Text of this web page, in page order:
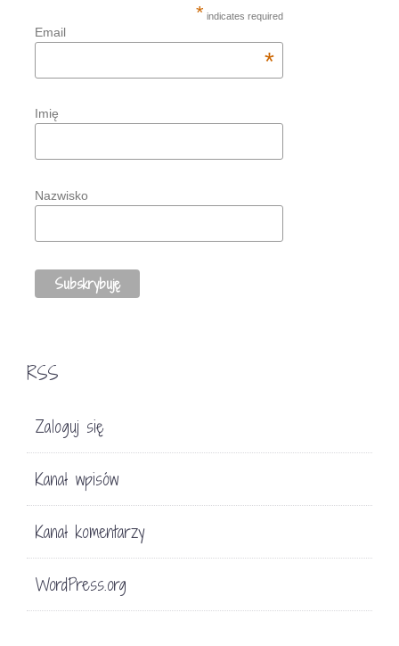
* indicates required
Email
*
Imię
Nazwisko
RSS
Zaloguj się
Kanał wpisów
Kanał komentarzy
WordPress.org